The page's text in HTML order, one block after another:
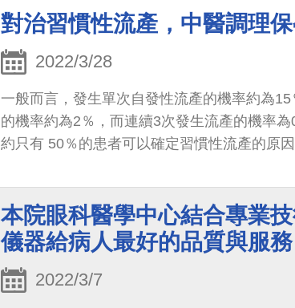
對治習慣性流產，中醫調理保
2022/3/28
一般而言，發生單次自發性流產的機率約為
的機率約為2％，而連續3次發生流產的機率
約只有 50％的患者可以確定習慣性流產的原
響。
本院眼科醫學中心結合專業
儀器給病人最好的品質與服務
2022/3/7